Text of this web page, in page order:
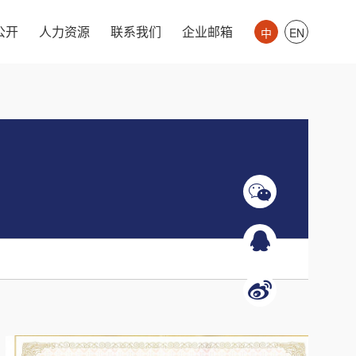
开 人力资源 联系我们 企业邮箱 中 EN